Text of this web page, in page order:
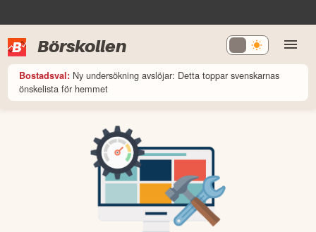
Börskollen
Bostadsval: Ny undersökning avslöjar: Detta toppar svenskarnas
önskelista för hemmet